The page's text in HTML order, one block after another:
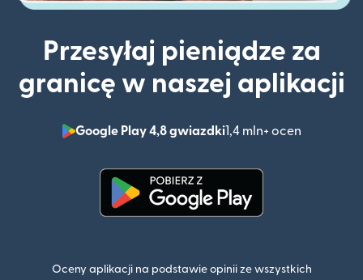
Przesyłaj pieniądze za
granicę w naszej aplikacji
Google Play 4,8 gwiazdki1,4 mln+ ocen
(otwiera
Oceny aplikacji na podstawie opinii ze wszystkich